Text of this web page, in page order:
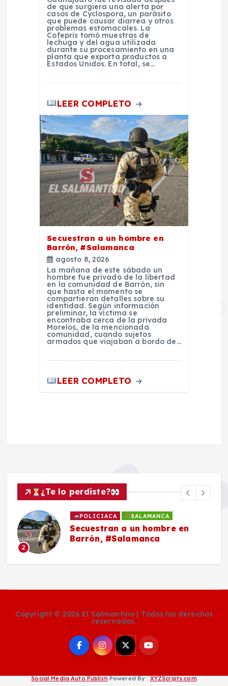
de que surgiera una alerta por
casos de Cyclospora, un parásito
que puede causar diarrea y otros
problemas estomacales. La
Cofepris tomó muestras de
lechuga y del agua utilizada
durante su procesamiento en una
planta que exporta productos a
Estados Unidos. En total, se…
LEER COMPLETO
Secuestran a un hombre en
Barrón, #Salamanca
agosto 8, 2026
La mañana de este sábado un
hombre fue privado de la libertad
en la comunidad de Barrón, sin
que hasta el momento se
compartieran detalles sobre su
identidad. Según información
preliminar, la víctima se
encontraba cerca de la privada
Morelos, de la mencionada
comunidad, cuando sujetos
armados que viajaban a bordo de…
LEER COMPLETO
¿Te lo perdiste?
2
POLICIACA SALAMANCA
Secuestran a un hombre en
Barrón, #Salamanca
Copyright © 2026 El Salmantino | Todos los derechos
reservados.
Social Media Auto Publish Powered By : XYZScripts.com